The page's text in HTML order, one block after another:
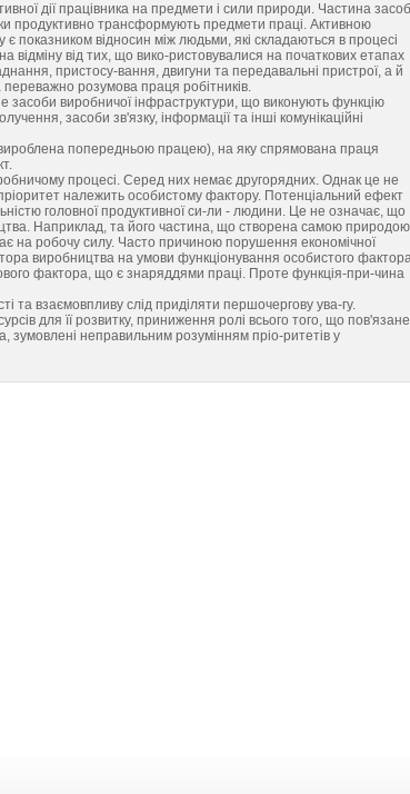
дії працівника на предмети і сили природи. Частина
продуктивно трансформують предмети праці. Активною
показником відносин між людьми, які складаються в процесі
відміну від тих, що вико-ристовувалися на початкових етапах
пристосу-вання, двигуни та передавальні пристрої, а й
переважно розумова праця робітників.
засоби виробничої інфраструктури, що виконують функцію
засоби зв'язку, інформації та інші комунікаційні
попередньою працею), на яку спрямована праця
процесі. Серед них немає другорядних. Однак це не
належить особистому фактору. Потенціальний ефект
головної продуктивної си-ли - людини. Це не означає, що
Наприклад, та його частина, що створена самою природою
на робочу силу. Часто причиною порушення економічної
виробництва на умови функціонування особистого
фактора, що є знаряддями праці. Проте функція-при-чина
та взаємовпливу слід приділяти першочергову ува-гу.
для її розвитку, приниження ролі всього того, що пов'язане
зумовлені неправильним розумінням пріо-ритетів у